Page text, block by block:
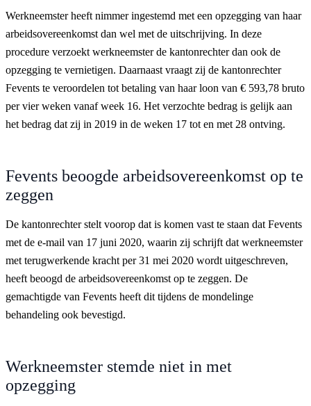
Werkneemster heeft nimmer ingestemd met een opzegging van haar
arbeidsovereenkomst dan wel met de uitschrijving. In deze
procedure verzoekt werkneemster de kantonrechter dan ook de
opzegging te vernietigen. Daarnaast vraagt zij de kantonrechter
Fevents te veroordelen tot betaling van haar loon van € 593,78 bruto
per vier weken vanaf week 16. Het verzochte bedrag is gelijk aan
het bedrag dat zij in 2019 in de weken 17 tot en met 28 ontving.
Fevents beoogde arbeidsovereenkomst op te
zeggen
De kantonrechter stelt voorop dat is komen vast te staan dat Fevents
met de e-mail van 17 juni 2020, waarin zij schrijft dat werkneemster
met terugwerkende kracht per 31 mei 2020 wordt uitgeschreven,
heeft beoogd de arbeidsovereenkomst op te zeggen. De
gemachtigde van Fevents heeft dit tijdens de mondelinge
behandeling ook bevestigd.
Werkneemster stemde niet in met
opzegging